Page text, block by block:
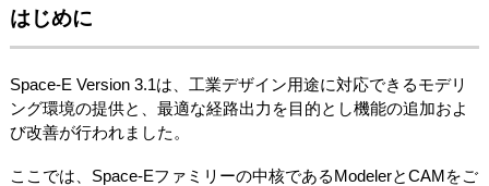
はじめに
Space-E Version 3.1は、工業デザイン用途に対応できるモデリ
ング環境の提供と、最適な経路出力を目的とし機能の追加およ
び改善が行われました。
ここでは、Space-Eファミリーの中核であるModelerとCAMをご